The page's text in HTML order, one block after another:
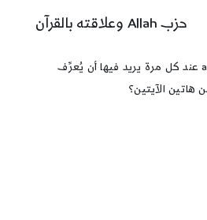
حزب Allah وعلاقته بالقرآن
لماذا يصر حزب allah عند كل مرة يريد فيها أن يُعرِّف
هاتين الآيتين؟